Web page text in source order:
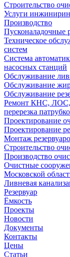
Строительство
Услуги
Производство
Техническое
систем
Система
насосных станций
Обслуживание
Обслуживание
Обслуживание
Ремонт КНС, ЛОС,
перерезка
Проектирование
Проектирование
Монтаж
Строительство
Производство
Очистные
Московской
Ливневая
Резервуар
Ёмкость
Проекты
Новости
Документы
Контакты
Цены
Статьи